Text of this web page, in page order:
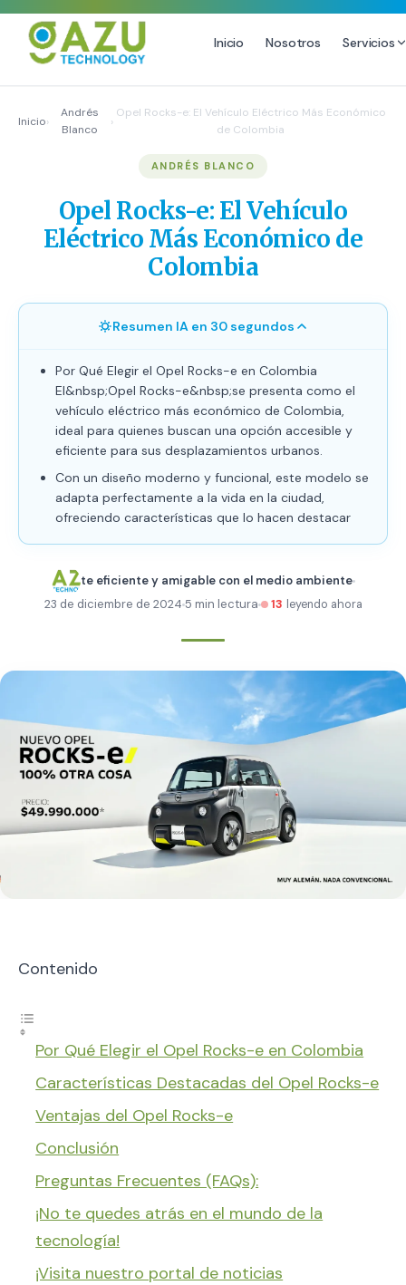
Inicio Nosotros Servicios
Email Marketing y SMS
Publicidad Digital
Growth Youtube ↗
Producción de Videos
Inicio›
Andrés
Blanco
›
Opel Rocks-e: El Vehículo Eléctrico Más Económico
de Colombia
ANDRÉS BLANCO
Opel Rocks-e: El Vehículo
Eléctrico Más Económico de
Colombia
Resumen IA en 30 segundos
Por Qué Elegir el Opel Rocks-e en Colombia
El&nbsp;Opel Rocks-e&nbsp;se presenta como el
vehículo eléctrico más económico de Colombia,
ideal para quienes buscan una opción accesible y
eficiente para sus desplazamientos urbanos.
Con un diseño moderno y funcional, este modelo se
adapta perfectamente a la vida en la ciudad,
ofreciendo características que lo hacen destacar
te eficiente y amigable con el medio ambiente
23 de diciembre de 2024 5 min lectura 13 leyendo ahora
Contenido
Por Qué Elegir el Opel Rocks-e en Colombia
Características Destacadas del Opel Rocks-e
Ventajas del Opel Rocks-e
Conclusión
Preguntas Frecuentes (FAQs):
¡No te quedes atrás en el mundo de la
tecnología!
¡Visita nuestro portal de noticias